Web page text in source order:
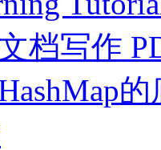
档写作